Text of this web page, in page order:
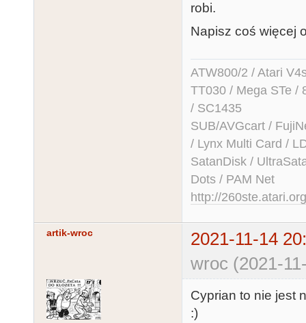
robi.
Napisz coś więcej
ATW800/2 / Atari
TT030 / Mega STe /
/ SC1435
SUB/AVGcart /
/ Lynx Multi Card /
SatanDisk /
Dots / PAM Net
http://260ste.atari.org
artik-wroc
2021-11-14
wroc (2021-
Cyprian to nie jest
:)